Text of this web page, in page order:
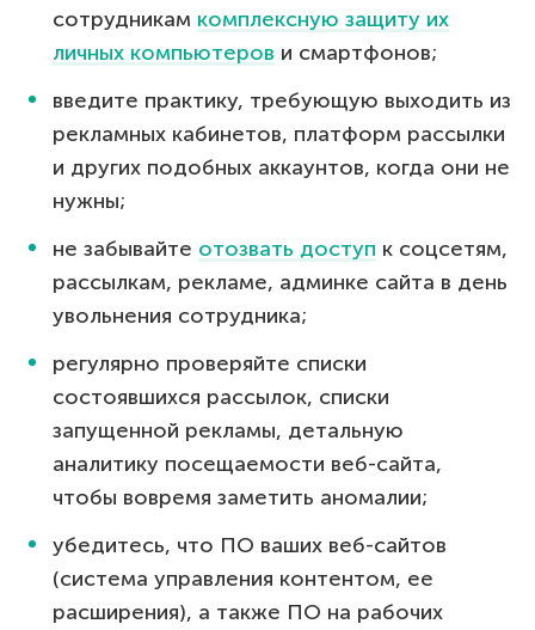
сотрудникам комплексную защиту их
личных компьютеров и смартфонов;
введите практику, требующую выходить из
рекламных кабинетов, платформ рассылки
и других подобных аккаунтов, когда они не
нужны;
не забывайте отозвать доступ к соцсетям,
рассылкам, рекламе, админке сайта в день
увольнения сотрудника;
регулярно проверяйте списки
состоявшихся рассылок, списки
запущенной рекламы, детальную
аналитику посещаемости веб-сайта,
чтобы вовремя заметить аномалии;
убедитесь, что ПО ваших веб-сайтов
(система управления контентом, ее
расширения), а также ПО на рабочих